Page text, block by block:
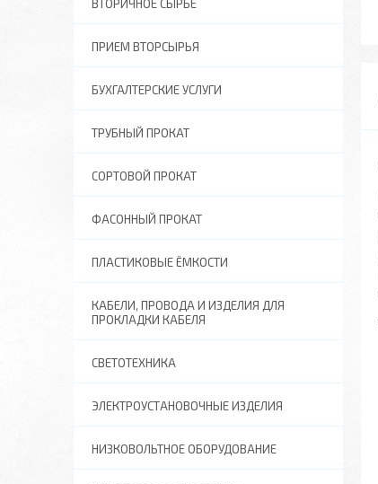
ВТОРИЧНОЕ СЫРЬЕ
ПРИЕМ ВТОРСЫРЬЯ
БУХГАЛТЕРСКИЕ УСЛУГИ
ТРУБНЫЙ ПРОКАТ
СОРТОВОЙ ПРОКАТ
ФАСОННЫЙ ПРОКАТ
ПЛАСТИКОВЫЕ ЁМКОСТИ
КАБЕЛИ, ПРОВОДА И ИЗДЕЛИЯ ДЛЯ
ПРОКЛАДКИ КАБЕЛЯ
СВЕТОТЕХНИКА
ЭЛЕКТРОУСТАНОВОЧНЫЕ ИЗДЕЛИЯ
НИЗКОВОЛЬТНОЕ ОБОРУДОВАНИЕ